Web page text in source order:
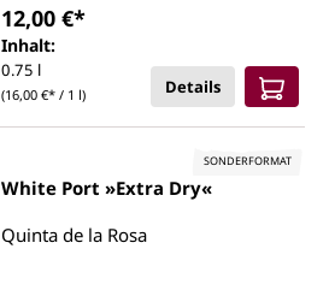
Inhalt:
0.75 l
(16,00 €* / 1 l)
12,00 €*
Details
SONDERFORMAT
White Port »Extra Dry«
Quinta de la Rosa